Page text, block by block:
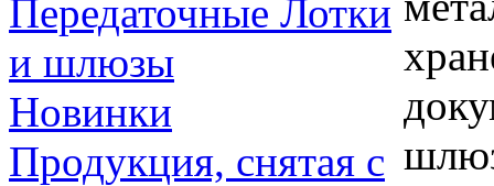
Передаточные Лотки
и шлюзы
Новинки
Продукция, снятая с